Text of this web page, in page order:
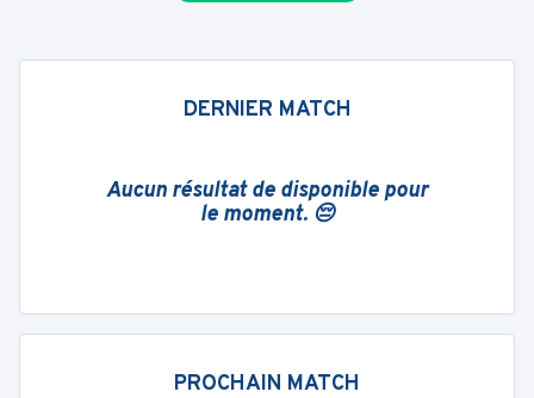
DERNIER MATCH
Aucun résultat de disponible pour
le moment. 😔
PROCHAIN MATCH